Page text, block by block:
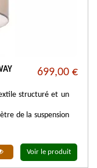
699,00 €
structuré et un
de la suspension
Voir le produit